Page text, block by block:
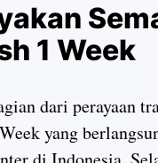
1 Week
dari perayaan
yang